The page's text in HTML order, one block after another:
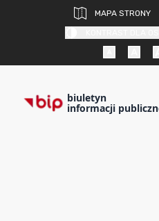
MAPA STRONY
biuletyn
informacji